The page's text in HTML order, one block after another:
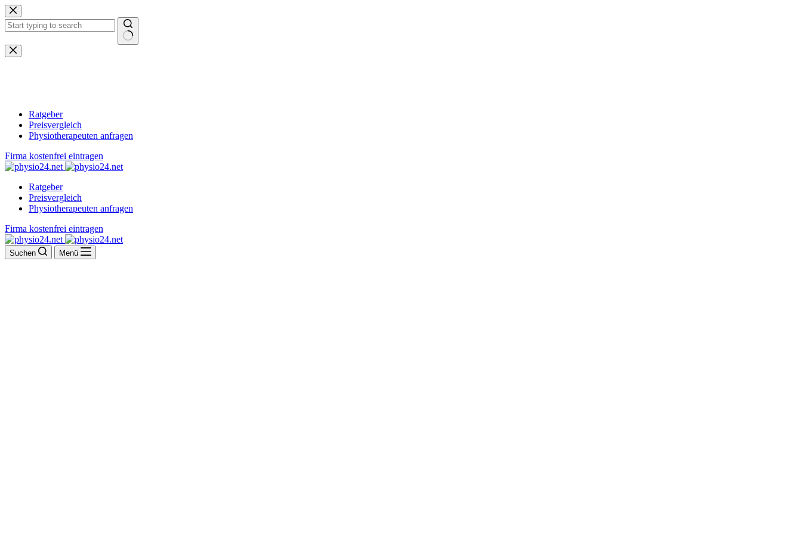
Zum
Inhalt
springen
Keine
Ergebnisse
Ratgeber
Preisvergleich
Physiotherapeuten anfragen
Firma kostenfrei eintragen
Ratgeber
Preisvergleich
Physiotherapeuten anfragen
Firma kostenfrei eintragen
Suchen Menü